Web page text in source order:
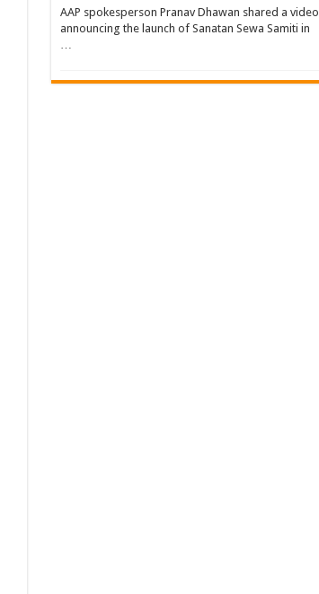
AAP spokesperson Pranav Dhawan shared a video
announcing the launch of Sanatan Sewa Samiti in